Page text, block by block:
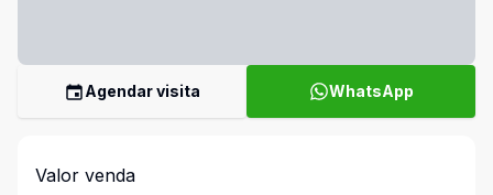
Agendar visita WhatsApp
Valor venda